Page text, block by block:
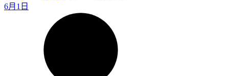
6月1日